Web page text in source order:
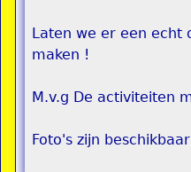
Laten we er een echt
maken !
M.v.g De activiteiten
Foto's zijn beschikbaar